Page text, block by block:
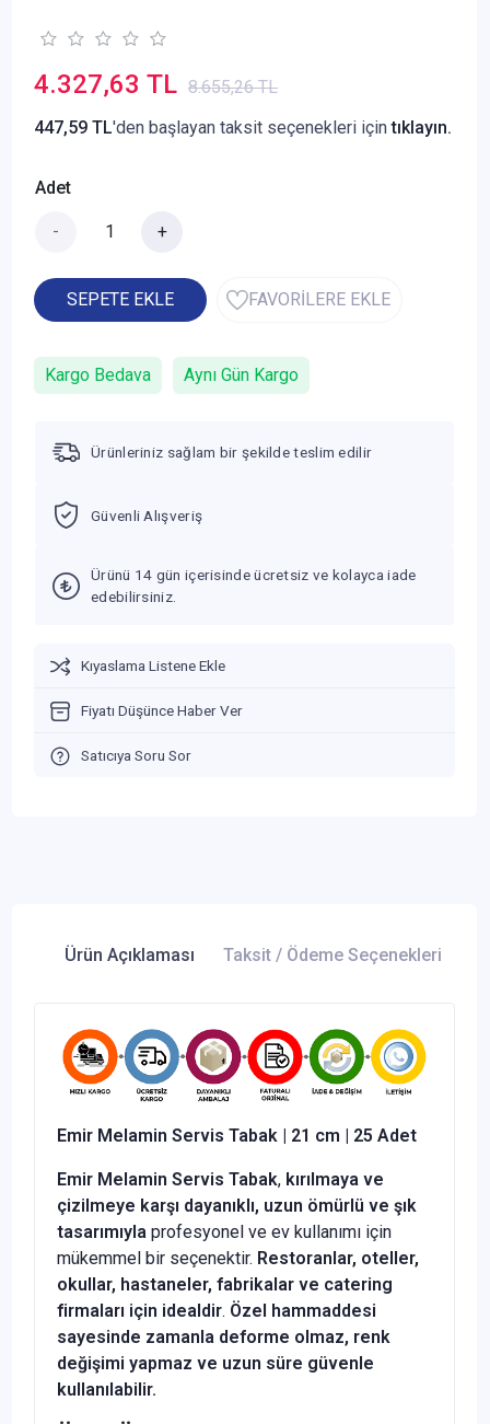
4.327,63 TL 8.655,26 TL
447,59 TL'den başlayan taksit seçenekleri içintıklayın.
Adet
- +
SEPETE EKLE FAVORİLERE EKLE
Kargo Bedava Aynı Gün Kargo
Ürünleriniz sağlam bir şekilde teslim edilir
Güvenli Alışveriş
Ürünü 14 gün içerisinde ücretsiz ve kolayca iade
edebilirsiniz.
Kıyaslama Listene Ekle
Fiyatı Düşünce Haber Ver
Satıcıya Soru Sor
Ürün Açıklaması Taksit / Ödeme Seçenekleri
Emir Melamin Servis Tabak | 21 cm | 25 Adet
Emir Melamin Servis Tabak, kırılmaya ve
çizilmeye karşı dayanıklı, uzun ömürlü ve şık
tasarımıyla profesyonel ve ev kullanımı için
mükemmel bir seçenektir. Restoranlar, oteller,
okullar, hastaneler, fabrikalar ve catering
firmaları için idealdir. Özel hammaddesi
sayesinde zamanla deforme olmaz, renk
değişimi yapmaz ve uzun süre güvenle
kullanılabilir.